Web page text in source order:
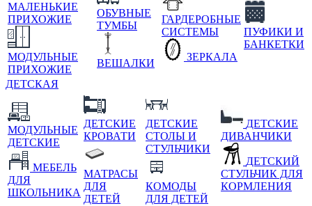
МАЛЕНЬКИЕ
ПРИХОЖИЕ
МОДУЛЬНЫЕ
ПРИХОЖИЕ
ОБУВНЫЕ
ТУМБЫ
ВЕШАЛКИ
ГАРДЕРОБНЫЕ
СИСТЕМЫ
ЗЕРКАЛА
ПУФИКИ И
БАНКЕТКИ
ДЕТСКАЯ
МОДУЛЬНЫЕ
ДЕТСКИЕ
МЕБЕЛЬ
ДЛЯ
ШКОЛЬНИКА
ДЕТСКИЕ
КРОВАТИ
МАТРАСЫ
ДЛЯ
ДЕТЕЙ
ДЕТСКИЕ
СТОЛЫ И
СТУЛЬЧИКИ
КОМОДЫ
ДЛЯ ДЕТЕЙ
ДЕТСКИЕ
ДИВАНЧИКИ
ДЕТСКИЙ
СТУЛЬЧИК ДЛЯ
КОРМЛЕНИЯ